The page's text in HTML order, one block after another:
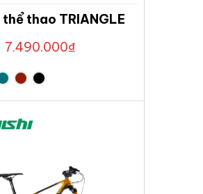
thao TRIANGLE
7.490.000₫